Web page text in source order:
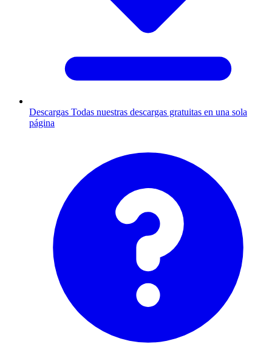
Descargas Todas nuestras descargas gratuitas en una sola
página